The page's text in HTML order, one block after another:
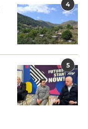
4
5